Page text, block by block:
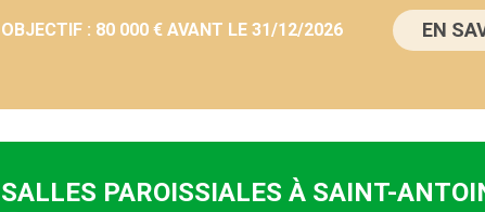
OBJECTIF : 80 000 € AVANT LE 31/12/2026 EN
SALLES PAROISSIALES À SAINT-